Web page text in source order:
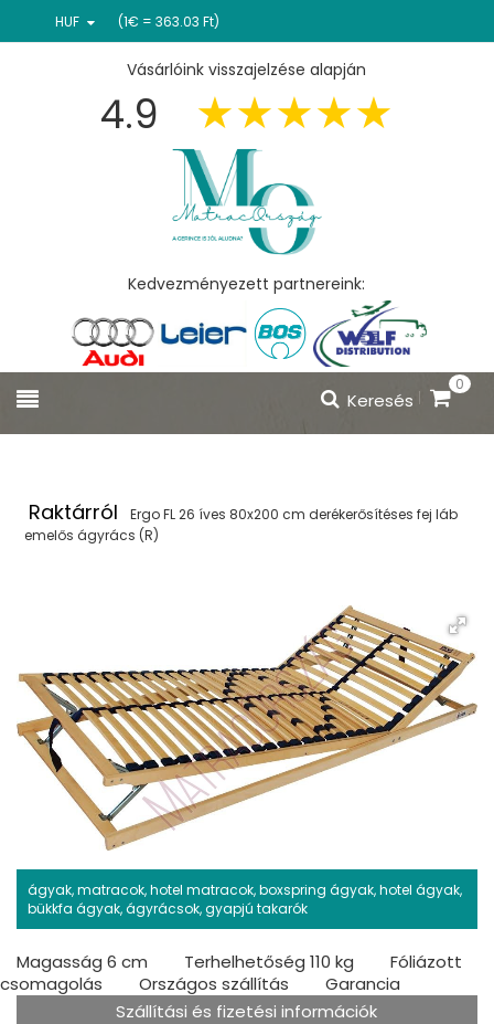
HUF (1€ = 363.03 Ft)
Vásárlóink visszajelzése alapján
4.9
Kedvezményezett partnereink:
0
Keresés
Raktárról
Ergo FL 26 íves 80x200 cm derékerősítéses fej láb
emelős ágyrács (R)
ágyak, matracok, hotel matracok, boxspring ágyak, hotel ágyak,
bükkfa ágyak, ágyrácsok, gyapjú takarók
Magasság 6 cm Terhelhetőség 110 kg
Fóliázott
csomagolás
Országos szállítás
Garancia
Szállítási és fizetési információk